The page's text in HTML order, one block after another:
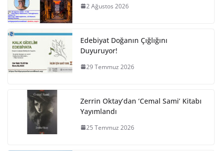
2 Ağustos 2026
Edebiyat Doğanın Çığlığını
Duyuruyor!
29 Temmuz 2026
Zerrin Oktay’dan ‘Cemal Sami’ Kitabı
Yayımlandı
25 Temmuz 2026